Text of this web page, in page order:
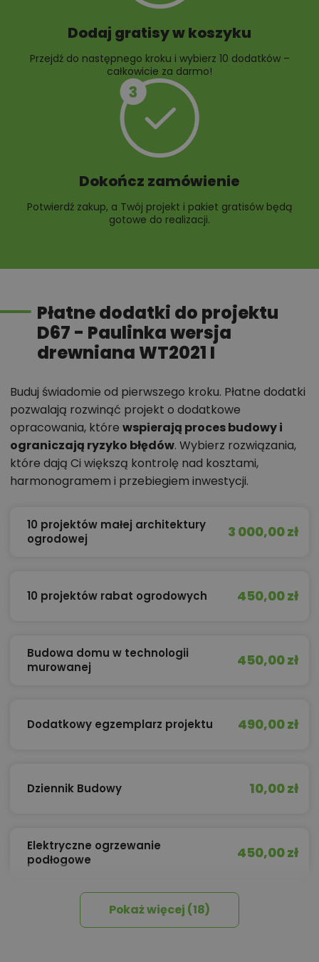
Dodaj gratisy w koszyku
Przejdź do następnego kroku i wybierz 10 dodatków –
całkowicie za darmo!
Dokończ zamówienie
Potwierdź zakup, a Twój projekt i pakiet gratisów będą
gotowe do realizacji.
Płatne dodatki do projektu
D67 - Paulinka wersja
drewniana WT2021 I
Buduj świadomie od pierwszego kroku. Płatne dodatki
pozwalają rozwinąć projekt o dodatkowe
opracowania, które wspierają proces budowy i
ograniczają ryzyko błędów. Wybierz rozwiązania,
które dają Ci większą kontrolę nad kosztami,
harmonogramem i przebiegiem inwestycji.
10 projektów małej architektury
ogrodowej
3 000,00 zł
10 projektów rabat ogrodowych 450,00 zł
Budowa domu w technologii
murowanej
450,00 zł
Dodatkowy egzemplarz projektu 490,00 zł
Dziennik Budowy 10,00 zł
Elektryczne ogrzewanie
podłogowe
450,00 zł
Izolacja celulozowaPokaż więcej (18)